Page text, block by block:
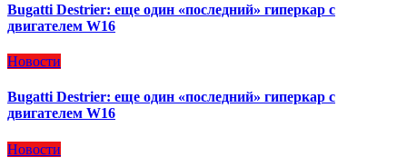
Bugatti Destrier: еще один «последний» гиперкар с
двигателем W16
Новости
Bugatti Destrier: еще один «последний» гиперкар с
двигателем W16
Новости